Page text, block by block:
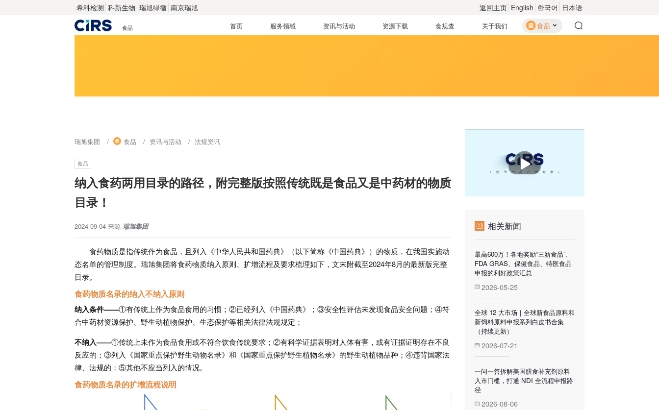
希科检测 科新生物 瑞旭绿循 南京瑞旭 返回主页 English 한국어 日本语
食品 首页 服务领域 资讯与活动 资源下载 食规查 关于我们 食品
瑞旭集团 食品 资讯与活动 法规资讯
食品
纳入食药两用目录的路径，附完整版按照传统既是食品又是中药材的物质
目录！
2024-09-04 来源 瑞旭集团
食药物质是指传统作为食品，且列入《中华人民共和国药典》（以下简称《中国药典》）的物质，在我国实施动
态名单的管理制度。瑞旭集团将食药物质纳入原则、扩增流程及要求梳理如下，文末附截至2024年8月的最新版完整
目录。
食药物质名录的纳入不纳入原则
纳入条件——①有传统上作为食品食用的习惯；②已经列入《中国药典》；③安全性评估未发现食品安全问题；④符
合中药材资源保护、野生动植物保护、生态保护等相关法律法规规定；
不纳入——①传统上未作为食品食用或不符合饮食传统要求；②有科学证据表明对人体有害，或有证据证明存在不良
反应的；③列入《国家重点保护野生动物名录》和《国家重点保护野生植物名录》的野生动植物品种；④违背国家法
律、法规的；⑤其他不应当列入的情况。
食药物质名录的扩增流程说明
播
放
相关新闻
最高600万！各地奖励“三新食品”、
FDA GRAS、保健食品、特医食品
申报的利好政策汇总
2026-05-25
全球 12 大市场｜全球新食品原料和
新饲料原料申报系列白皮书合集
（持续更新）
2026-07-21
一问一答拆解美国膳食补充剂原料
入市门槛，打通 NDI 全流程申报路
径
2026-08-06